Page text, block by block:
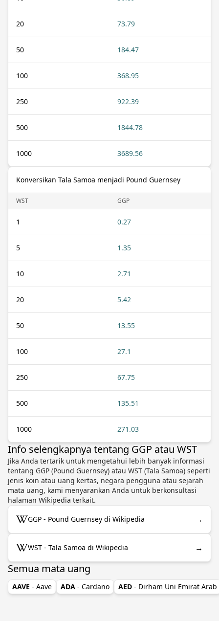
20 73.79
50 184.47
100 368.95
250 922.39
500 1844.78
1000 3689.56
Konversikan Tala Samoa menjadi Pound Guernsey
WST GGP
1 0.27
5 1.35
10 2.71
20 5.42
50 13.55
100 27.1
250 67.75
500 135.51
1000 271.03
Info selengkapnya tentang GGP atau WST
Jika Anda tertarik untuk mengetahui lebih banyak informasi
tentang GGP (Pound Guernsey) atau WST (Tala Samoa) seperti
jenis koin atau uang kertas, negara pengguna atau sejarah
mata uang, kami menyarankan Anda untuk berkonsultasi
halaman Wikipedia terkait.
GGP - Pound Guernsey di Wikipedia →
WST - Tala Samoa di Wikipedia →
Semua mata uang
AAVE - Aave ADA - Cardano AED - Dirham Uni Emirat Arab